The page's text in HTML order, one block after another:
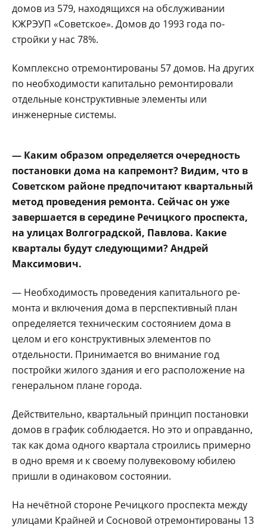
домов из 579, находя­щихся на обслуживании
КЖРЭУП «Советское». Домов до 1993 года по­
стройки у нас 78%.
Комплексно отремонти­рованы 57 домов. На дру­гих
по необходимости ка­питально ремонтировали
отдельные конструктивные элементы или
инженерные системы.
— Каким образом определяется оче­редность
постановки дома на капремонт? Ви­дим, что в
Советском районе предпочитают квартальный
метод про­ведения ремонта. Сейчас он уже
завершается в середине Речицкого проспекта,
на улицах Волгоградской, Павло­ва. Какие
кварталы бу­дут следующими? Ан­дрей
Максимович.
— Необходимость про­ведения капитального ре­
монта и включения дома в перспективный план
опре­деляется техническим со­стоянием дома в
целом и его конструктивных эле­ментов по
отдельности. Принимается во внимание год
постройки жилого зда­ния и его расположение на
генеральном плане города.
Действительно, квар­тальный принцип поста­новки
домов в график со­блюдается. Но это и оправ­данно,
так как дома одного квартала строились при­мерно
в одно время и к сво­ему полувековому юбилею
пришли в одинаковом со­стоянии.
На нечётной стороне Речицкого проспекта меж­ду
улицами Крайней и Со­сновой отремонтированы 13